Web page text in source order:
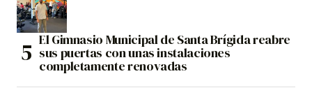
El Gimnasio Municipal de Santa Brígida reabre
sus puertas con unas instalaciones
completamente renovadas